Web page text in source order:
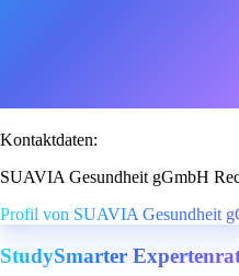
Kontaktdaten:
SUAVIA Gesundheit gGmbH
Profil von SUAVIA Gesundheit
StudySmarter